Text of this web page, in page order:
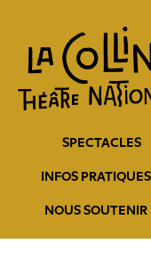
contenu
principal
entête
SPECTACLES
INFOS PRATIQUES
NOUS SOUTENIR
principale